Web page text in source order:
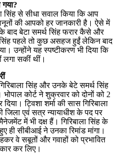
सिंह से सीधा सवाल किया कि आप
की आपको हर जानकारी है। ऐसे में
के बाद बेटा समर्थ सिंह फरार कैसे और
सिंह पहले तो कुछ असहज हुईं लेकिन बाद
उन्होंने यह स्पष्टीकरण भी दिया कि
लगा सकीं थीं।
सिंह और उनके बेटे समर्थ सिंह
कोर्ट ने शुक्रवार को दोनों को 2
ट्विशा शर्मा की सास गिरिबाला
जिला एवं सत्र न्यायाधीश के पद पर
में भी दक्ष हैं। गिरिबाला सिंह के
सीबीआई ने उनका रिमांड मांगा।
वे सबूतों और गवाहों को प्रभावित
कर लिए।